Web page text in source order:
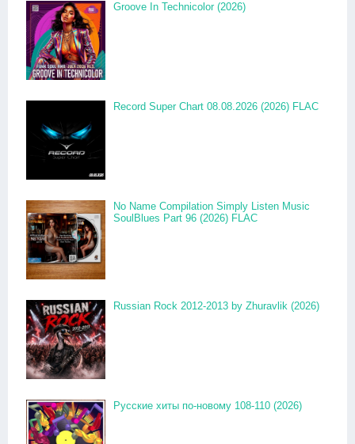
Groove In Technicolor (2026)
Record Super Chart 08.08.2026 (2026) FLAC
No Name Compilation Simply Listen Music
SoulBlues Part 96 (2026) FLAC
Russian Rock 2012-2013 by Zhuravlik (2026)
Русские хиты по-новому 108-110 (2026)